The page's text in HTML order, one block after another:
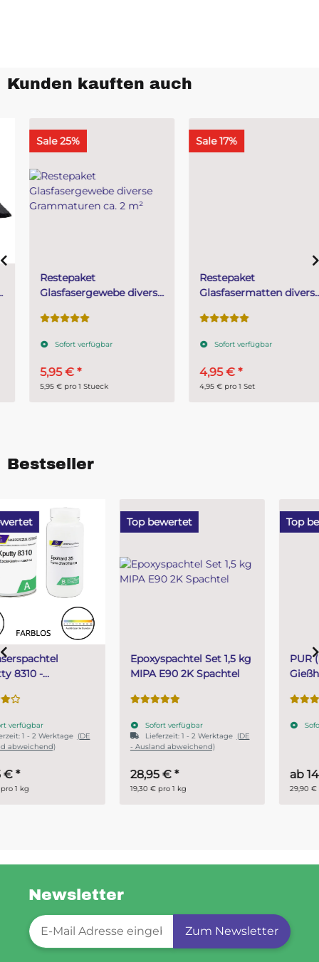
Kunden kauften auch
Sale 25%
Restepaket
Glasfasergewebe diverse
Sofort verfügbar
5,95 €*
5,95 € pro 1 Stueck
Sale 17%
Restepaket
Glasfasermatten diverse
Reparatur ca. 2 m²
Sofort verfügbar
4,95 €*
4,95 € pro 1 Set
Bestseller
Top bewertet
Epoxyspachtel Set 1,5 kg
MIPA E90 2K Spachtel
Sofort verfügbar
Lieferzeit:1 - 2 Werktage
(DE
- Ausland abweichend)
28,95 €
19,30 € pro 1 kg
Top bewertet
PUR (Resin) 4 Minuten
Gießharz SKresin 6804
Sofort verfügbar
ab
29,90 € pro 1 kg
Newsletter
Newsletter-Registrierung
Zum Newsletter